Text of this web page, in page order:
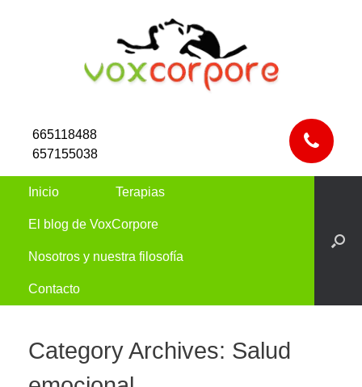
665118488
657155038
Inicio Terapias
El blog de VoxCorpore
Nosotros y nuestra filosofía
Contacto
Category Archives: Salud